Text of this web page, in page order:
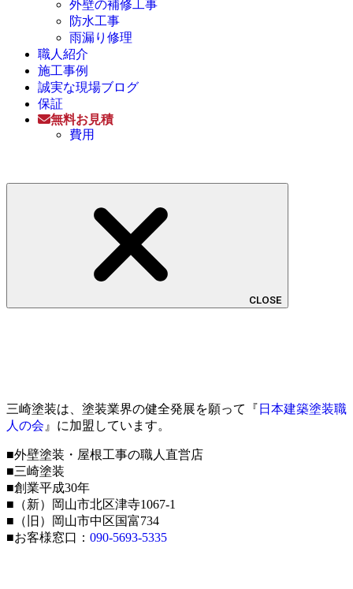
外壁の補修工事
防水工事
雨漏り修理
職人紹介
施工事例
誠実な現場ブログ
保証
無料お見積
費用
CLOSE
三崎塗装は、塗装業界の健全発展を願って『 日本建築塗装職
人の会 』に加盟しています。
■外壁塗装・屋根工事の職人直営店
■三崎塗装
■創業平成30年
■（新）岡山市北区津寺1067-1
■（旧）岡山市中区国富734
■お客様窓口： 090-5693-5335